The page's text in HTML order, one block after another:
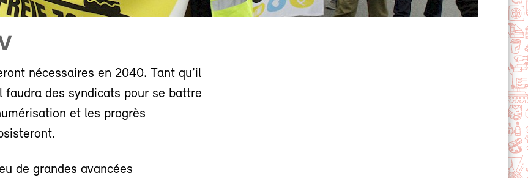
nécessaires en 2040. Tant qu’il
des syndicats pour se battre
et les progrès
de grandes avancées